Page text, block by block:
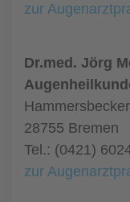
zur
Dr.med. Jörg
28755 Bremen
Tel.: (0421)
zur